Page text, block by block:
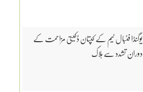
یوگنڈا فٹبال ٹیم کے کپتان ڈکیتی مزاحمت کے
دوران تشدد سے ہلاک